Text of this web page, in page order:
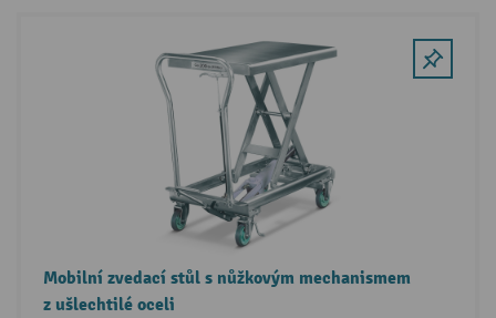
Mobilní zvedací stůl s nůžkovým mechanismem
z ušlechtilé oceli